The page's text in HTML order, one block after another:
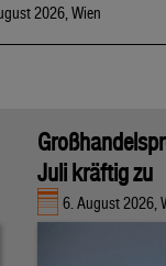
2026, Wien
Juli kräftig zu
6. August 2026,